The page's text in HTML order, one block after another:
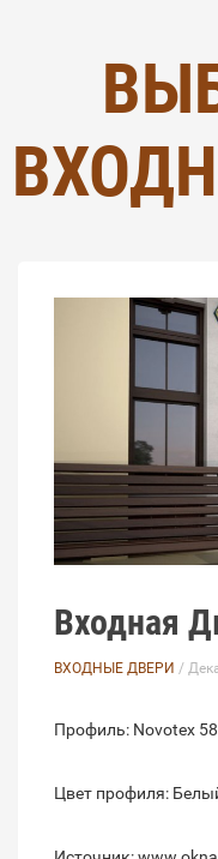
Входная
ВХОДНЫЕ ДВЕРИ /
Профиль: Novotex 58
Цвет профиля: